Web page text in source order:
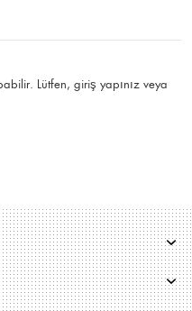
Lütfen, giriş yapınız veya